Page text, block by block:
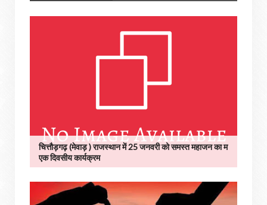
चित्तौड़गढ़ (मेवाड़ ) राजस्थान में 25 जनवरी को समस्त महाजन का म
एक दिवसीय कार्यक्रम